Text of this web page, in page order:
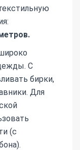
С
бирки,
Для
(с